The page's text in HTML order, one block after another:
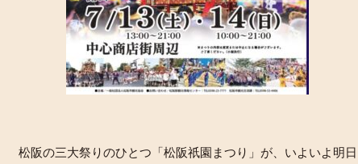
松阪の三大祭りのひとつ「松阪祇園まつり」が、いよいよ明日